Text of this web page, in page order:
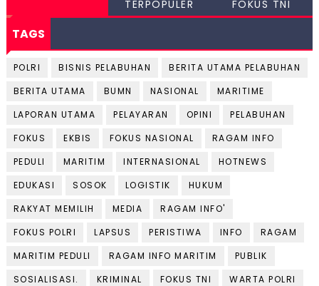
TERPOPULER FOKUS TNI
TAGS
POLRI BISNIS PELABUHAN
BERITA UTAMA PELABUHAN
BERITA UTAMA
BUMN NASIONAL
MARITIME
LAPORAN UTAMA
PELAYARAN OPINI
PELABUHAN
FOKUS
EKBIS FOKUS NASIONAL
RAGAM INFO
PEDULI
MARITIM INTERNASIONAL
HOTNEWS
EDUKASI
SOSOK LOGISTIK
HUKUM
RAKYAT MEMILIH
MEDIA
RAGAM INFO'
FOKUS POLRI
LAPSUS PERISTIWA INFO
RAGAM
MARITIM PEDULI
RAGAM INFO MARITIM
PUBLIK
SOSIALISASI.
KRIMINAL FOKUS TNI
WARTA POLRI